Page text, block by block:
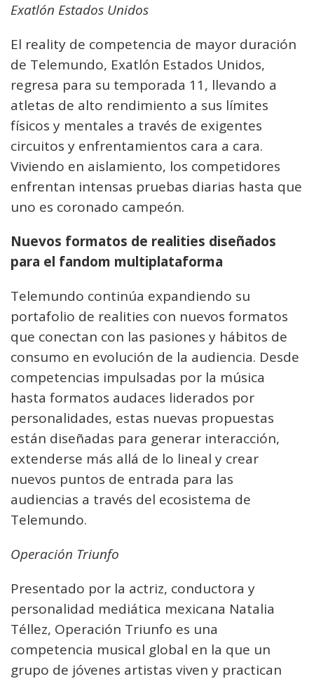
Exatlón Estados Unidos
El reality de competencia de mayor duración
de Telemundo, Exatlón Estados Unidos,
regresa para su temporada 11, llevando a
atletas de alto rendimiento a sus límites
físicos y mentales a través de exigentes
circuitos y enfrentamientos cara a cara.
Viviendo en aislamiento, los competidores
enfrentan intensas pruebas diarias hasta que
uno es coronado campeón.
Nuevos formatos de realities diseñados
para el fandom multiplataforma
Telemundo continúa expandiendo su
portafolio de realities con nuevos formatos
que conectan con las pasiones y hábitos de
consumo en evolución de la audiencia. Desde
competencias impulsadas por la música
hasta formatos audaces liderados por
personalidades, estas nuevas propuestas
están diseñadas para generar interacción,
extenderse más allá de lo lineal y crear
nuevos puntos de entrada para las
audiencias a través del ecosistema de
Telemundo.
Operación Triunfo
Presentado por la actriz, conductora y
personalidad mediática mexicana Natalia
Téllez, Operación Triunfo es una
competencia musical global en la que un
grupo de jóvenes artistas viven y practican